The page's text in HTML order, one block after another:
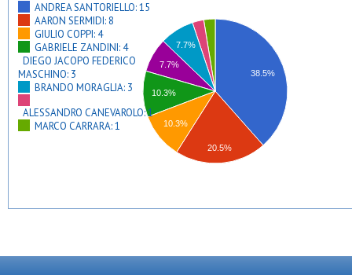
38.5%
7.7%
7.7%
10.3%
10.3%
20.5%
ANDREA SANTORIELLO: 15
AARON SERMIDI: 8
GIULIO COPPI: 4
GABRIELE ZANDINI: 4
DIEGO JACOPO FEDERICO
MASCHINO: 3
BRANDO MORAGLIA: 3
ALESSANDRO CANEVAROLO: 1
MARCO CARRARA: 1